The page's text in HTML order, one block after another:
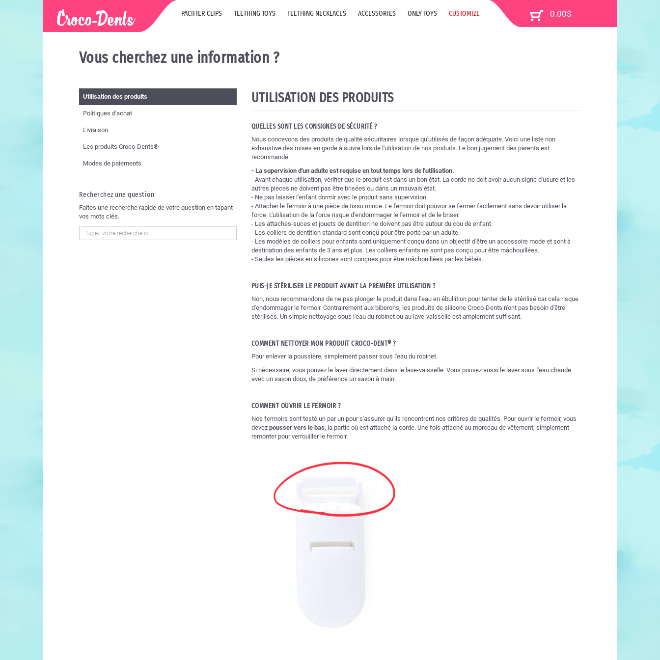
PACIFIER CLIPS TEETHING TOYS TEETHING NECKLACES ACCESSORIES ONLY TOYS CUSTOMIZE
Vous cherchez une information ?
Utilisation des produits
Politiques d'achat
Livraison
Les produits Croco-Dents®
Modes de paiements
Recherchez une question
Faites une recherche rapide de votre question en tapant
vos mots clés.
UTILISATION DES PRODUITS
QUELLES SONT LES CONSIGNES DE SÉCURITÉ ?
Nous concevons des produits de qualité sécuritaires lorsque qu'utilisés de façon adéquate. Voici une liste non
exhaustive des mises en garde à suivre lors de l'utilisation de nos produits. Le bon jugement des parents est
recommandé.
- La supervision d'un adulte est requise en tout temps lors de l'utilisation.
- Avant chaque utilisation, vérifier que le produit est dans un bon état. La corde ne doit avoir aucun signe d'usure et les
autres pièces ne doivent pas être brisées ou dans un mauvais état.
- Ne pas laisser l'enfant dormir avec le produit sans supervision.
- Attacher le fermoir à une pièce de tissu mince. Le fermoir doit pouvoir se fermer facilement sans devoir utiliser la
force. L'utilisation de la force risque d'endommager le fermoir et de le briser.
- Les attaches-suces et jouets de dentition ne doivent pas être autour du cou de enfant.
- Les colliers de dentition standard sont conçu pour être porté par un adulte.
- Les modèles de colliers pour enfants sont uniquement conçu dans un objectif d'être un accessoire mode et sont à
destination des enfants de 3 ans et plus. Les colliers enfants ne sont pas conçu pour être mâchouillées.
- Seules les pièces en silicones sont conçues pour être mâchouillées par les bébés.
PUIS-JE STÉRILISER LE PRODUIT AVANT LA PREMIÈRE UTILISATION ?
Non, nous recommandons de ne pas plonger le produit dans l'eau en ébullition pour tenter de le stérilisé car cela risque
d'endommager le fermoir. Contrairement aux biberons, les produits de silicone Croco-Dents n'ont pas besoin d'être
stérilisés. Un simple nettoyage sous l'eau du robinet ou au lave-vaisselle est amplement suffisant.
COMMENT NETTOYER MON PRODUIT CROCO-DENT® ?
Pour enlever la poussière, simplement passer sous l'eau du robinet.
Si nécessaire, vous pouvez le laver directement dans le lave-vaisselle. Vous pouvez aussi le laver sous l'eau chaude
avec un savon doux, de préférence un savon à main.
COMMENT OUVRIR LE FERMOIR ?
Nos fermoirs sont testé un par un pour s'assurer qu'ils rencontrent nos critères de qualités. Pour ouvrir le fermoir, vous
devez pousser vers le bas, la partie où est attaché la corde. Une fois attaché au morceau de vêtement, simplement
remonter pour verrouiller le fermoir.